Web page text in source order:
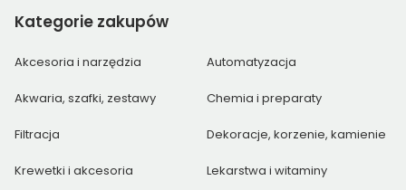
Kategorie zakupów
Akcesoria i narzędzia Automatyzacja
Akwaria, szafki, zestawy Chemia i preparaty
Filtracja Dekoracje, korzenie, kamienie
Krewetki i akcesoria Lekarstwa i witaminy